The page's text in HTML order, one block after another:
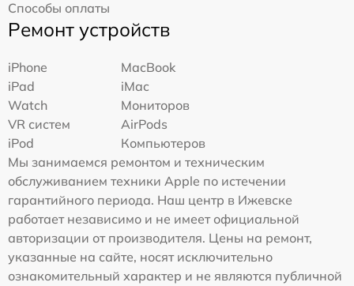
Способы оплаты
Ремонт устройств
iPhone
MacBook
iPad
iMac
Watch
Мониторов
VR систем
AirPods
iPod
Компьютеров
Мы занимаемся ремонтом и техническим
обслуживанием техники Apple по истечении
гарантийного периода. Наш центр в Ижевске
работает независимо и не имеет официальной
авторизации от производителя. Цены на ремонт,
указанные на сайте, носят исключительно
ознакомительный характер и не являются публичной